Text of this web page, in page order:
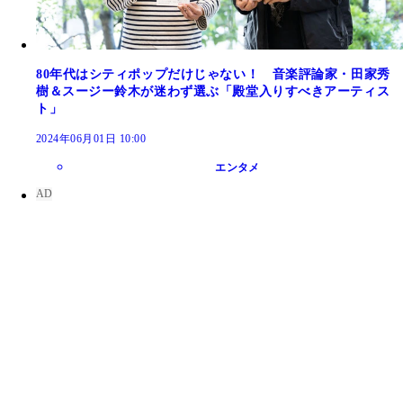
80年代はシティポップだけじゃない！ 音楽評論家・田家秀
樹＆スージー鈴木が迷わず選ぶ「殿堂入りすべきアーティス
ト」
2024年06月01日 10:00
エンタメ